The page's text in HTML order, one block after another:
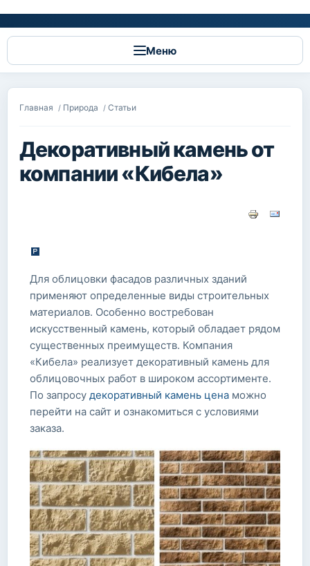
Меню
Вы здесь
Главная / Природа / Статьи
Декоративный камень от
компании «Кибела»
Для облицовки фасадов различных зданий
применяют определенные виды строительных
материалов. Особенно востребован
искусственный камень, который обладает рядом
существенных преимуществ. Компания
«Кибела» реализует декоративный камень для
облицовочных работ в широком ассортименте.
По запросу декоративный камень цена можно
перейти на сайт и ознакомиться с условиями
заказа.